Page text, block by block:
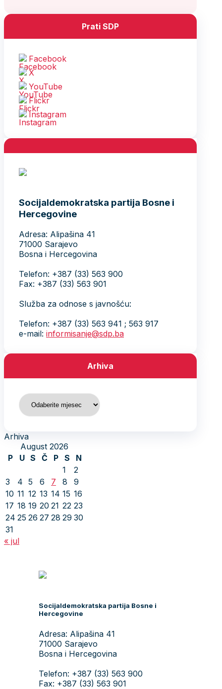
Prati SDP
Facebook
X
YouTube
Flickr
Instagram
Socijaldemokratska partija Bosne i
Hercegovine
Adresa: Alipašina 41
71000 Sarajevo
Bosna i Hercegovina
Telefon: +387 (33) 563 900
Fax: +387 (33) 563 901
Služba za odnose s javnošću:
Telefon: +387 (33) 563 941 ; 563 917
e-mail: informisanje@sdp.ba
Arhiva
Arhiva
Arhiva
August 2026
P
U S Č P S
N
1
2
3
4 5 6 7 8
9
10 11 12 13 14 15 16
17 18 19 20 21 22 23
24 25 26 27 28 29 30
31
« jul
Socijaldemokratska partija Bosne i
Hercegovine
Adresa: Alipašina 41
71000 Sarajevo
Bosna i Hercegovina
Telefon: +387 (33) 563 900
Fax: +387 (33) 563 901